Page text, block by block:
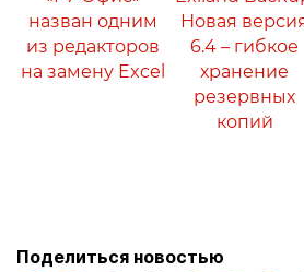
назван одним
из редакторов
на замену Excel
Новая
6.4 – гибкое
хранение
резервных
копий
Поделиться новостью